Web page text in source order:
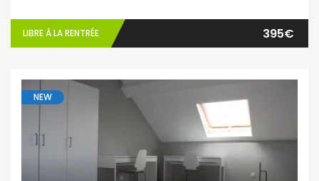
LIBRE À LA RENTRÉE 395€
NEW